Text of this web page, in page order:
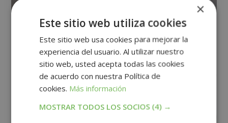
×
Este sitio web utiliza cookies
Este sitio web usa cookies para mejorar la
experiencia del usuario. Al utilizar nuestro
sitio web, usted acepta todas las cookies
de acuerdo con nuestra Política de
cookies. Más información
MOSTRAR TODOS LOS SOCIOS (4) →